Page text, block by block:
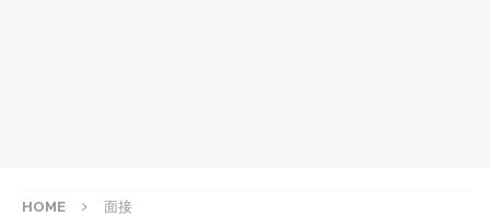
HOME 面接